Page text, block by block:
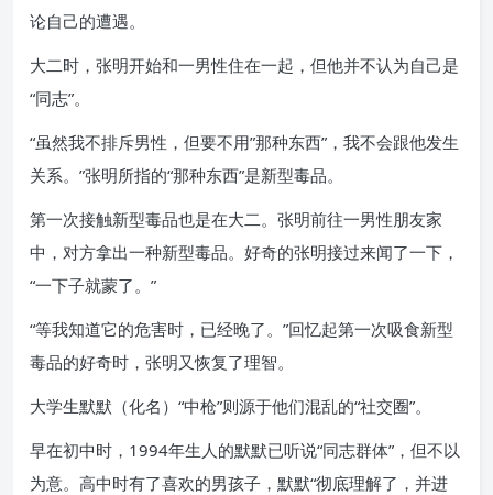
论自己的遭遇。
大二时，张明开始和一男性住在一起，但他并不认为自己是
“同志”。
“虽然我不排斥男性，但要不用”那种东西”，我不会跟他发生
关系。”张明所指的“那种东西”是新型毒品。
第一次接触新型毒品也是在大二。张明前往一男性朋友家
中，对方拿出一种新型毒品。好奇的张明接过来闻了一下，
“一下子就蒙了。”
“等我知道它的危害时，已经晚了。”回忆起第一次吸食新型
毒品的好奇时，张明又恢复了理智。
大学生默默（化名）“中枪”则源于他们混乱的“社交圈”。
早在初中时，1994年生人的默默已听说“同志群体”，但不以
为意。高中时有了喜欢的男孩子，默默“彻底理解了，并进